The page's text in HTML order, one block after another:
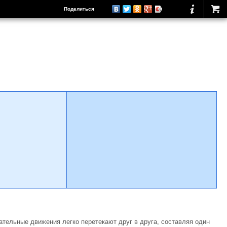
Поделиться
движения легко перетекают друг в друга, составляя один